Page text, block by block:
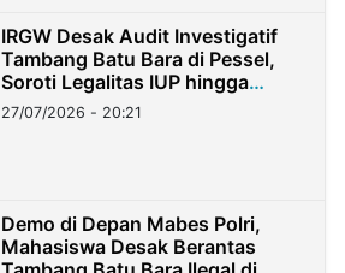
IRGW Desak Audit Investigatif
Tambang Batu Bara di Pessel,
Soroti Legalitas IUP hingga
Stockpile
27/07/2026 - 20:21
Demo di Depan Mabes Polri,
Mahasiswa Desak Berantas